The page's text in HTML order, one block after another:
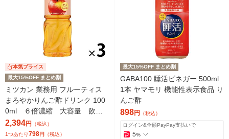
本気プライス
最大15%OFF まとめ割
ミツカン 業務用 フルーティス
まろやかりんご酢ドリンク 100
0ml ６倍濃縮 大容量 飲む
お酢 リンゴ酢 3本 ビネ
ガー
2,394円
（税込）
1つあたり798円 （税込）
最大15%OFF まとめ割
GABA100 睡活ビネガー 500ml
1本 ヤマモリ 機能性表示食品 り
んご酢
898円 （税込）
ログイン&全額PayPay支払いで
5%